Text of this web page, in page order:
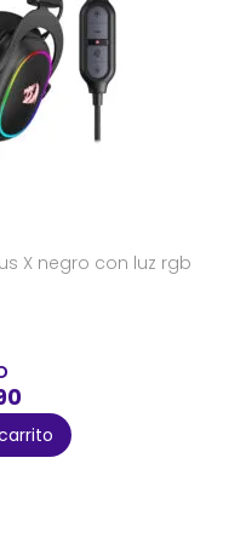
X negro con luz rgb